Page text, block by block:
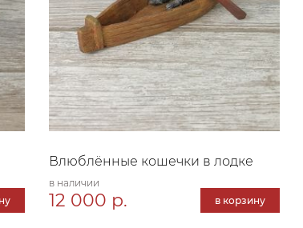
Влюблённые кошечки в лодке
в наличии
12 000 р. в корзину